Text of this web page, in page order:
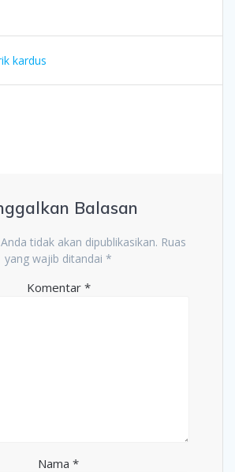
kardus
Balasan
tidak akan dipublikasikan. Ruas
yang wajib ditandai *
Komentar *
Nama *